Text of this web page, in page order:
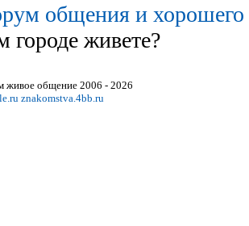
общения и хорошего
городе живете?
живое общение 2006 - 2026
znakomstva.4bb.ru